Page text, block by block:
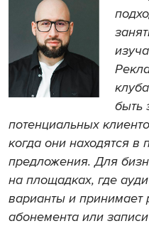
быть
потенциальных
когда они находятся в
предложения. Для
на площадках, где
варианты и принимает
абонемента или